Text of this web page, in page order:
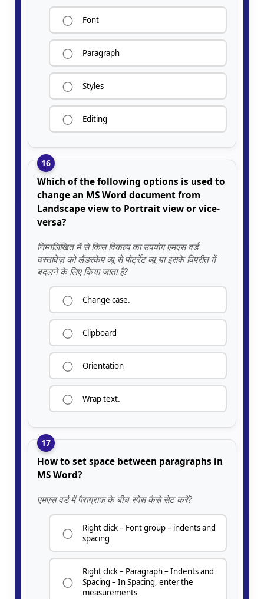
Font
Paragraph
Styles
Editing
16
Which of the following options is used to
change an MS Word document from
Landscape view to Portrait view or vice-
versa?
निम्नलिखित में से किस विकल्प का उपयोग एमएस वर्ड
दस्तावेज़ को लैंडस्केप व्यू से पोर्ट्रेट व्यू या इसके विपरीत में
बदलने के लिए किया जाता है?
Change case.
Clipboard
Orientation
Wrap text.
17
How to set space between paragraphs in
MS Word?
एमएस वर्ड में पैराग्राफ के बीच स्पेस कैसे सेट करें?
Right click – Font group – indents and
spacing
Right click – Paragraph – Indents and
Spacing – In Spacing, enter the
measurements